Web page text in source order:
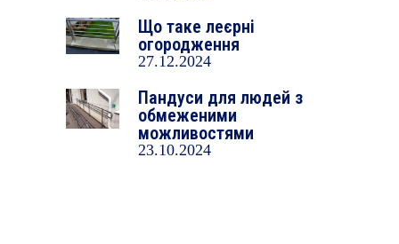
Що таке леєрні
огородження
27.12.2024
Пандуси для людей з
обмеженими
можливостями
23.10.2024